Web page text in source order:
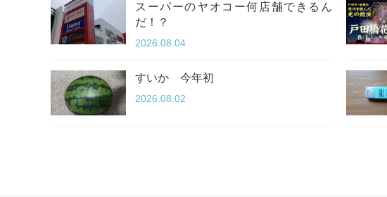
スーパーのヤオコー何店舗できるん
だ！？
2026.08.04
すいか 今年初
2026.08.02